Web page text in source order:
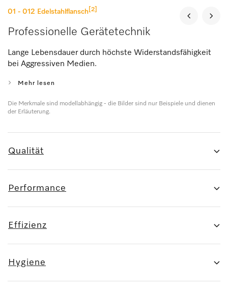
01 - 012 Edelstahlflansch [2]
Professionelle Gerätetechnik
Lange Lebensdauer durch höchste Widerstandsfähigkeit
bei Aggressiven Medien.
Mehr lesen
Die Merkmale sind modellabhängig - die Bilder sind nur Beispiele und dienen
der Erläuterung.
Qualität
Performance
Effizienz
Hygiene